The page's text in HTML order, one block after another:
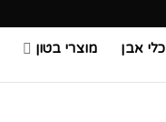
כלי אבן מוצרי בטון